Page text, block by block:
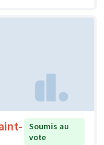
Soumis au
vote